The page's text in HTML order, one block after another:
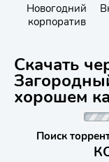
Новогодний
корпоратив
Скачать
хорошем
Поиск